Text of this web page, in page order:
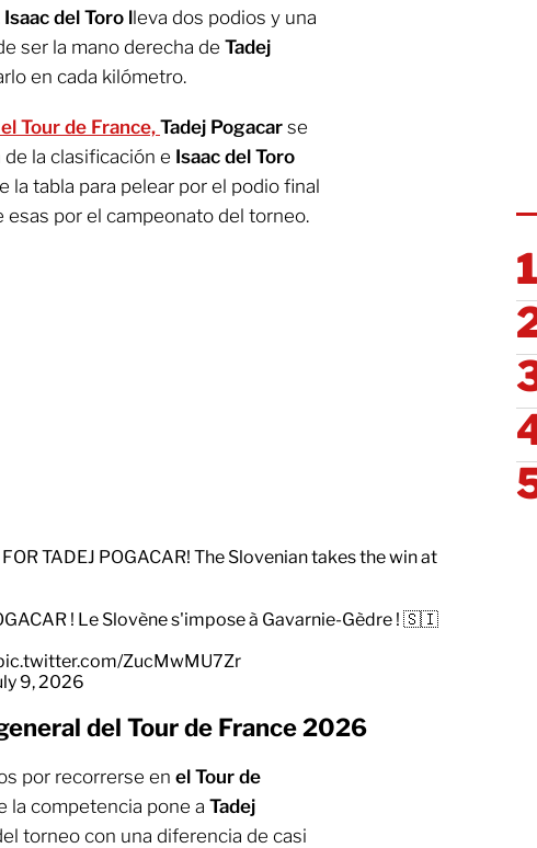
Isaac del Toro lleva dos podios y una
ser la mano derecha de Tadej
en cada kilómetro.
el Tour de France, Tadej Pogacar se
la clasificación e Isaac del Toro
la tabla para pelear por el podio final
por el campeonato del torneo.
TADEJ POGACAR! The Slovenian takes the win at
! Le Slovène s'impose à Gavarnie-Gèdre ! 🇸🇮
ZucMwMU7Zr
9, 2026
del Tour de France 2026
por recorrerse en el Tour de
la competencia pone a Tadej
torneo con una diferencia de casi